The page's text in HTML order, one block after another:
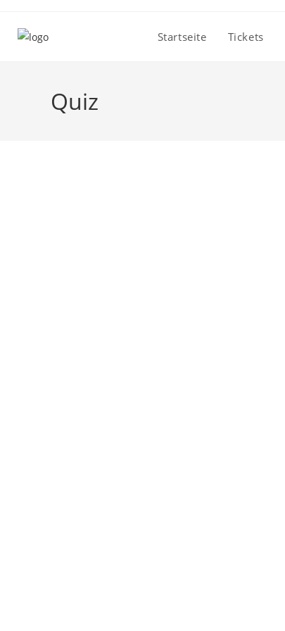
Inhalt
springen
Startseite Tickets
Quiz